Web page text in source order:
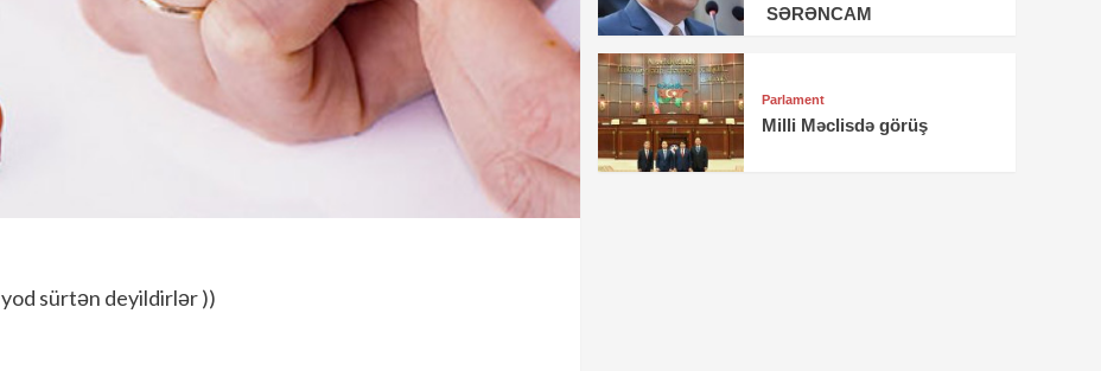
yod sürtən deyildirlər ))
SƏRƏNCAM
Parlament
Milli Məclisdə görüş